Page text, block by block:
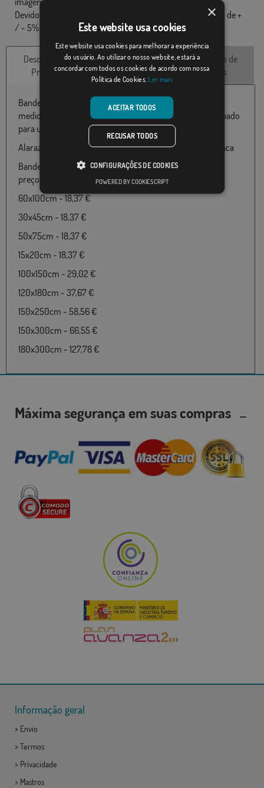
Devido ao formato de produção, pode haver uma variação de +
/ - 5% nas dimensões finais e tons de cores.
Descrição do
Produto
Características
técnicas
Avaliações de
clientes
Bandeira do Alaraz disponível em 100% poliéster e várias
medidas de 060X100 até 150x300 particularmente adequado
para uso ao ar livre.
Alaraz pertence ao país Espanha, Castilla y León, Salamanca
Bandeira de Alaraz disponível nos seguintes tamanhos e
preços:
60x100cm - 18,37 €
30x45cm - 18,37 €
50x75cm - 18,37 €
15x20cm - 18,37 €
100x150cm - 29,02 €
120x180cm - 37,67 €
150x250cm - 58,56 €
150x300cm - 66,55 €
180x300cm - 127,78 €
Máxima segurança em suas compras
Informação geral
> Envio
> Termos
> Privacidade
> Mastros
×
Este website usa cookies
Este website usa cookies para melhorar a experiência
do usuário. Ao utilizar o nosso website, estará a
concordar com todos os cookies de acordo com nossa
Política de Cookies. Ler mais
ACEITAR TODOS
RECUSAR TODOS
CONFIGURAÇÕES DE COOKIES
POWERED BY COOKIESCRIPT